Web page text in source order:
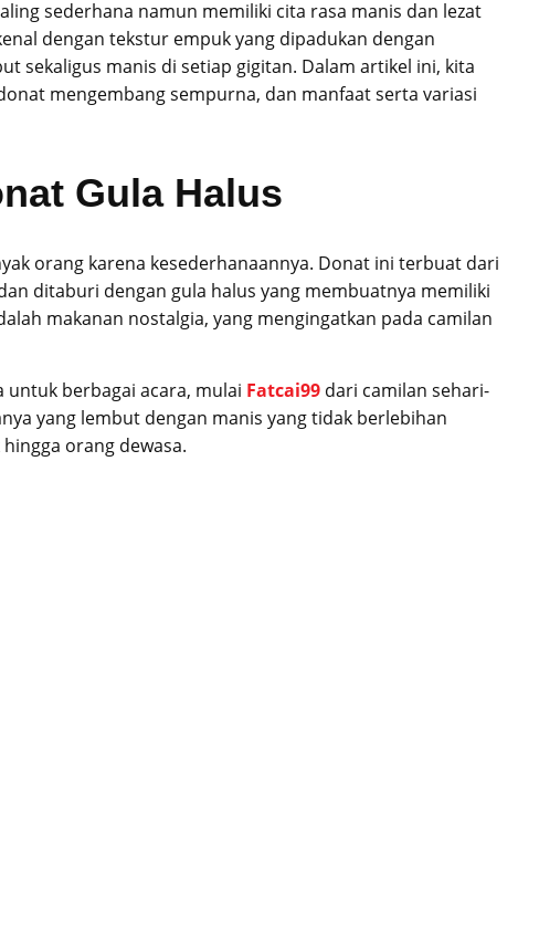
sederhana namun memiliki cita rasa manis dan lezat
dengan tekstur empuk yang dipadukan dengan
sekaligus manis di setiap gigitan. Dalam artikel ini, kita
mengembang sempurna, dan manfaat serta variasi
Gula Halus
orang karena kesederhanaannya. Donat ini terbuat dari
ditaburi dengan gula halus yang membuatnya memiliki
makanan nostalgia, yang mengingatkan pada camilan
berbagai acara, mulai Fatcai99 dari camilan sehari-
yang lembut dengan manis yang tidak berlebihan
orang dewasa.